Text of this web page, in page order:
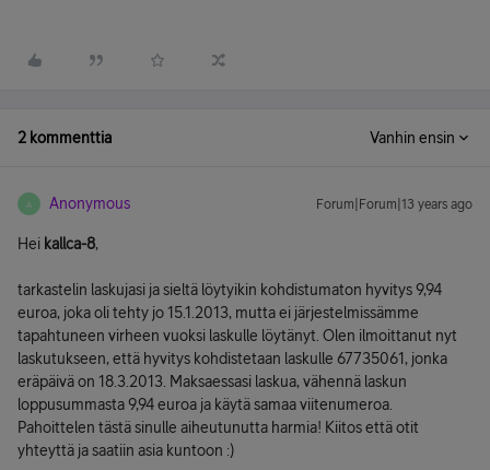
2 kommenttia Vanhin ensin
A Anonymous Forum|Forum|13 years ago
Hei kallca-8,
tarkastelin laskujasi ja sieltä löytyikin kohdistumaton hyvitys 9,94
euroa, joka oli tehty jo 15.1.2013, mutta ei järjestelmissämme
tapahtuneen virheen vuoksi laskulle löytänyt. Olen ilmoittanut nyt
laskutukseen, että hyvitys kohdistetaan laskulle 67735061, jonka
eräpäivä on 18.3.2013. Maksaessasi laskua, vähennä laskun
loppusummasta 9,94 euroa ja käytä samaa viitenumeroa.
Pahoittelen tästä sinulle aiheutunutta harmia! Kiitos että otit
yhteyttä ja saatiin asia kuntoon :)